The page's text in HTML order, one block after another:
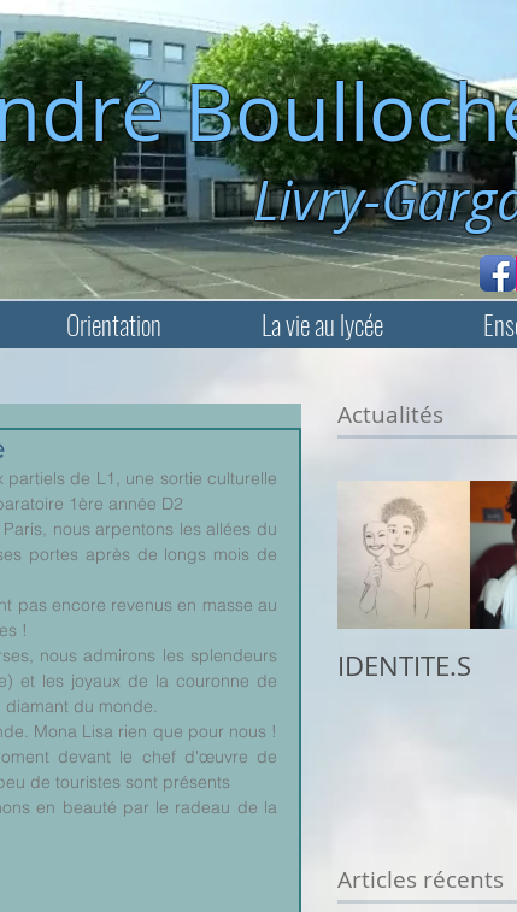
Orientation La vie au lycée
de L1, une sortie culturelle
1ère année D2
nous arpentons les allées du
portes après de longs mois de
pas encore revenus en masse au
!
nous admirons les splendeurs
et les joyaux de la couronne de
diamant du monde.
Mona Lisa rien que pour nous !
devant le chef d'œuvre de
de touristes sont présents
en beauté par le radeau de la
Actualités
IDENTITE.S
Articles récents